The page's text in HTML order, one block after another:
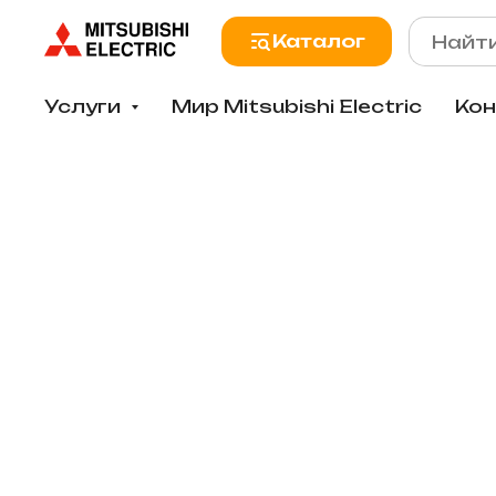
Каталог
Услуги Мир Mitsubishi Electric